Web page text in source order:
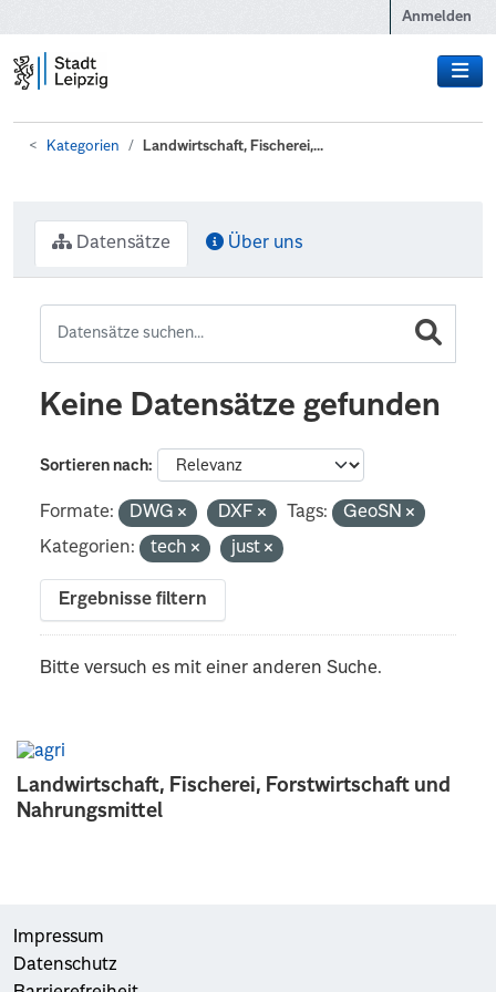
Anmelden
Kategorien Landwirtschaft, Fischerei,...
Landwirtschaft, Fischerei, Forstwirtschaft und
Nahrungsmittel
Datensätze Über uns
Keine Datensätze gefunden
Sortieren nach
Formate: DWG DXF Tags:
GeoSN
Kategorien:
tech just
Ergebnisse filtern
Bitte versuch es mit einer anderen Suche.
Impressum
Datenschutz